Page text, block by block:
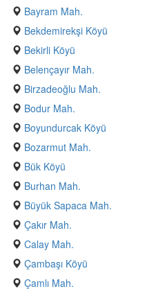
Bayram Mah.
Bekdemirekşi Köyü
Bekirli Köyü
Belençayır Mah.
Birzadeoğlu Mah.
Bodur Mah.
Boyundurcak Köyü
Bozarmut Mah.
Bük Köyü
Burhan Mah.
Büyük Sapaca Mah.
Çakır Mah.
Calay Mah.
Çambaşı Köyü
Çamlı Mah.